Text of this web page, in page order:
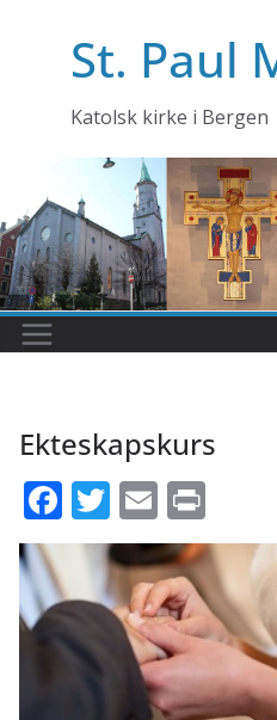
St. Paul
Katolsk kirke i Bergen
Ekteskapskurs
F
ac
e
b
o
o
T
w
itt
er
E
m
ai
l
in
t